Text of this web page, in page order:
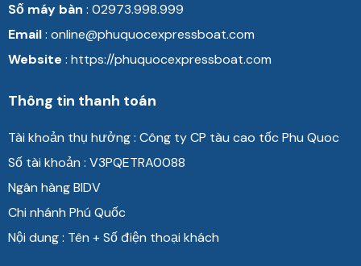
Số máy bàn : 02973.998.999
Email: online@phuquocexpressboat.com
Website : https://phuquocexpressboat.com
Thông tin thanh toán
Tài khoản thụ hưởng : Công ty CP tàu cao tốc Phu Quoc
Số tài khoản : V3PQETRA0088
Ngân hàng BIDV
Chi nhánh Phú Quốc
Nội dung : Tên + Số điện thoại khách